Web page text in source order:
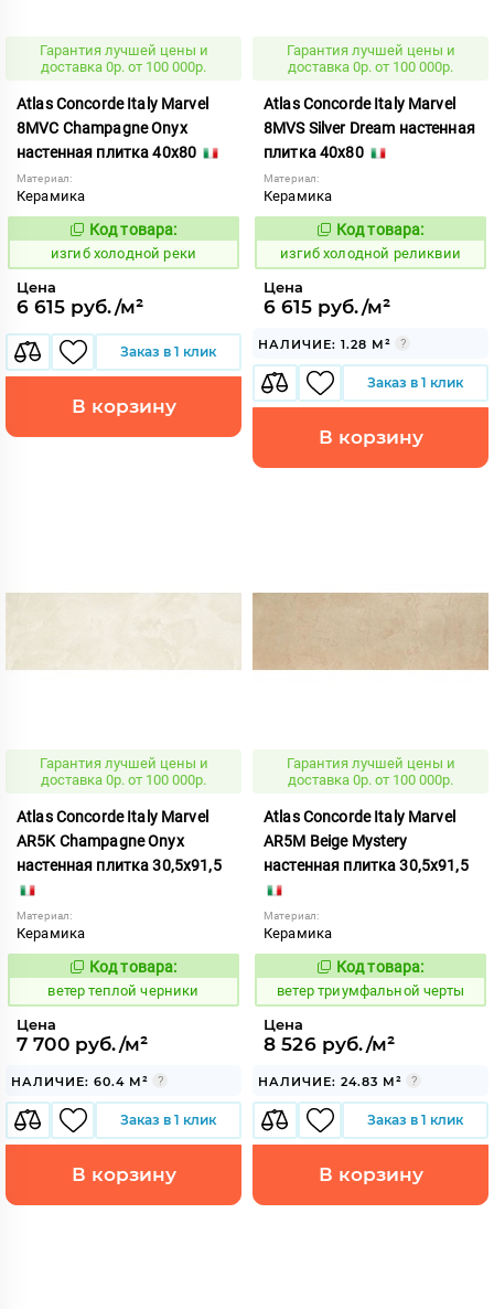
Гарантия лучшей цены и
доставка 0р. от 100 000р.
Atlas Concorde Italy Marvel
8MVC Champagne Onyx
настенная плитка 40x80
Материал:
Керамика
576704
Код товара:
изгиб холодной реки
Цена
6 615 руб./м²
Заказ в 1 клик
В корзину
Гарантия лучшей цены и
доставка 0р. от 100 000р.
Atlas Concorde Italy Marvel
8MVS Silver Dream настенная
плитка 40x80
Материал:
Керамика
576705
Код товара:
изгиб холодной реликвии
Цена
6 615 руб./м²
НАЛИЧИЕ: 1.28 М²
Заказ в 1 клик
В корзину
Гарантия лучшей цены и
доставка 0р. от 100 000р.
Atlas Concorde Italy Marvel
AR5K Champagne Onyx
настенная плитка 30,5x91,5
Материал:
Керамика
121994
Код товара:
ветер теплой черники
Цена
7 700 руб./м²
НАЛИЧИЕ: 60.4 М²
Заказ в 1 клик
В корзину
Гарантия лучшей цены и
доставка 0р. от 100 000р.
Atlas Concorde Italy Marvel
AR5M Beige Mystery
настенная плитка 30,5x91,5
Материал:
Керамика
122495
Код товара:
ветер триумфальной черты
Цена
8 526 руб./м²
НАЛИЧИЕ: 24.83 М²
Заказ в 1 клик
В корзину